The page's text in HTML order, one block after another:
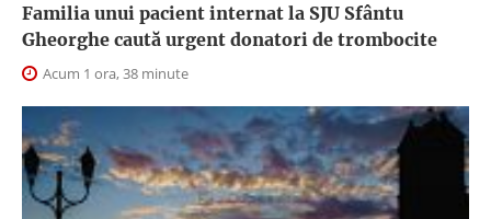
Familia unui pacient internat la SJU Sfântu
Gheorghe caută urgent donatori de trombocite
Acum 1 ora, 38 minute